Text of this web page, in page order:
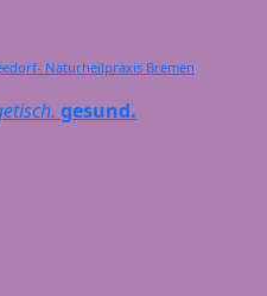
Naturheilpraxis Bremen
gesund.